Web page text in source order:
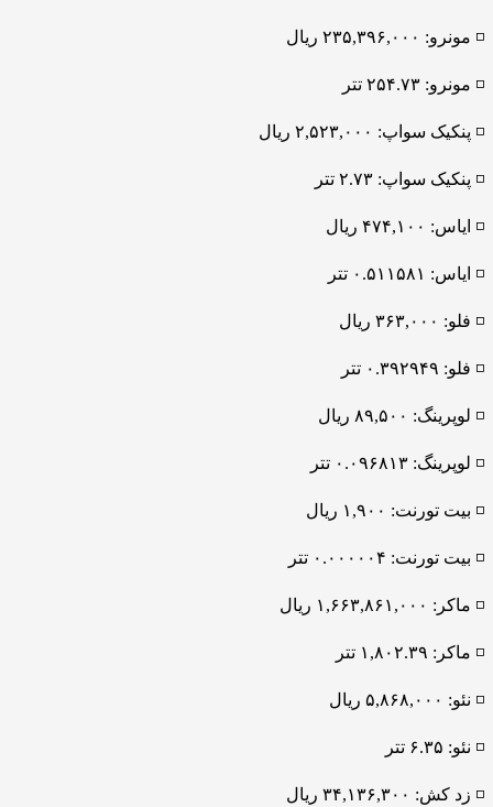
◽️ مونرو: ۲۳۵,۳۹۶,۰۰۰ ریال
◽️ مونرو: ۲۵۴.۷۳ تتر
◽️ پنکیک سواپ: ۲,۵۲۳,۰۰۰ ریال
◽️ پنکیک سواپ: ۲.۷۳ تتر
◽️ ایاس: ۴۷۴,۱۰۰ ریال
◽️ ایاس: ۰.۵۱۱۵۸۱ تتر
◽️ فلو: ۳۶۳,۰۰۰ ریال
◽️ فلو: ۰.۳۹۲۹۴۹ تتر
◽️ لوپرینگ: ۸۹,۵۰۰ ریال
◽️ لوپرینگ: ۰.۰۹۶۸۱۳ تتر
◽️ بیت تورنت: ۱,۹۰۰ ریال
◽️ بیت تورنت: ۰.۰۰۰۰۰۴ تتر
◽️ ماکر: ۱,۶۶۳,۸۶۱,۰۰۰ ریال
◽️ ماکر: ۱,۸۰۲.۳۹ تتر
◽️ نئو: ۵,۸۶۸,۰۰۰ ریال
◽️ نئو: ۶.۳۵ تتر
◽️ زد کش: ۳۴,۱۳۶,۳۰۰ ریال